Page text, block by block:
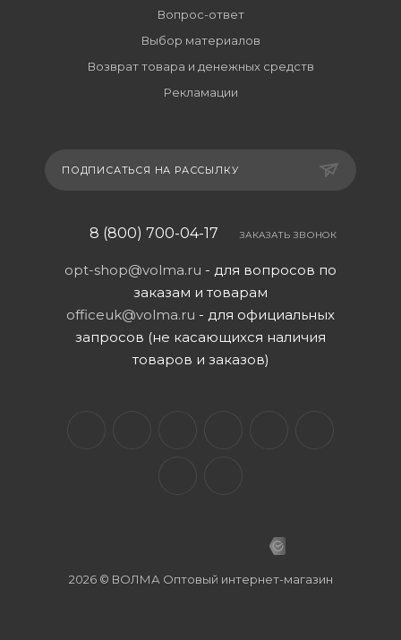
Вопрос-ответ
Выбор материалов
Возврат товара и денежных средств
Рекламации
ПОДПИСАТЬСЯ НА РАССЫЛКУ
8 (800) 700-04-17 ЗАКАЗАТЬ ЗВОНОК
opt-shop@volma.ru - для вопросов по
заказам и товарам
officeuk@volma.ru - для официальных
запросов (не касающихся наличия
товаров и заказов)
2026 © ВОЛМА Оптовый интернет-магазин